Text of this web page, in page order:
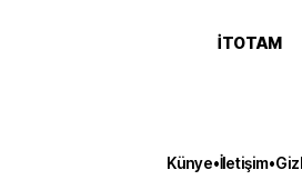
İTOTAM
Künye•İletişim•